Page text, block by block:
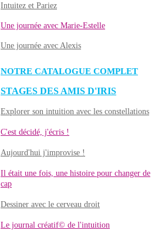
Intuitez et Pariez
Une journée avec Marie-Estelle
Une journée avec Alexis
NOTRE CATALOGUE COMPLET
STAGES DES AMIS D'IRIS
Explorer son intuition avec les constellations
C'est décidé, j'écris !
Aujourd'hui j'improvise !
Il était une fois, une histoire pour changer de
cap
Dessiner avec le cerveau droit
Le journal créatif© de l'intuition